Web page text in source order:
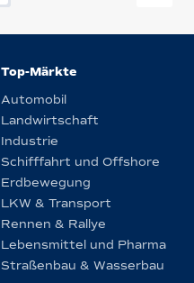
Top-Märkte
Automobil
Landwirtschaft
Industrie
Schifffahrt und Offshore
Erdbewegung
LKW & Transport
Rennen & Rallye
Lebensmittel und Pharma
Straßenbau & Wasserbau